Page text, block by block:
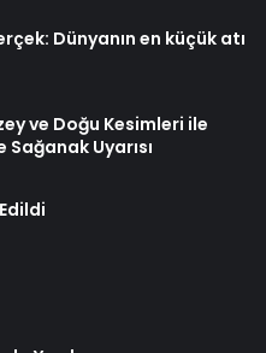
Dünyanın en küçük atı
ve Doğu Kesimleri ile
Sağanak Uyarısı